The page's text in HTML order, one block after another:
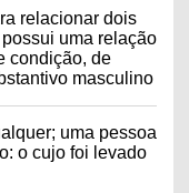
relacionar dois
uma relação
condição, de
masculino
uma pessoa
o cujo foi levado